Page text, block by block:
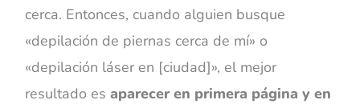
cerca. Entonces, cuando alguien busque
«depilación de piernas cerca de mí» o
«depilación láser en [ciudad]», el mejor
resultado esaparecer en primera página y en